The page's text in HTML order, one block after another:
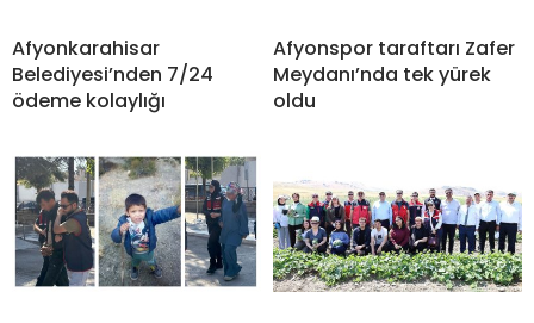
Afyonkarahisar
Belediyesi’nden 7/24
ödeme kolaylığı
Afyonspor taraftarı Zafer
Meydanı’nda tek yürek
oldu